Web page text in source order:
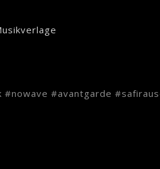
#avantgarde